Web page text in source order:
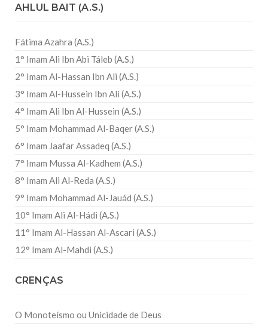
AHLUL BAIT (A.S.)
Fátima Azahra (A.S.)
1° Imam Ali Ibn Abi Táleb (A.S.)
2° Imam Al-Hassan Ibn Ali (A.S.)
3° Imam Al-Hussein Ibn Ali (A.S.)
4° Imam Ali Ibn Al-Hussein (A.S.)
5° Imam Mohammad Al-Baqer (A.S.)
6° Imam Jaafar Assadeq (A.S.)
7° Imam Mussa Al-Kadhem (A.S.)
8° Imam Ali Al-Reda (A.S.)
9° Imam Mohammad Al-Jauád (A.S.)
10° Imam Ali Al-Hádi (A.S.)
11° Imam Al-Hassan Al-Ascari (A.S.)
12° Imam Al-Mahdi (A.S.)
CRENÇAS
O Monoteísmo ou Unicidade de Deus